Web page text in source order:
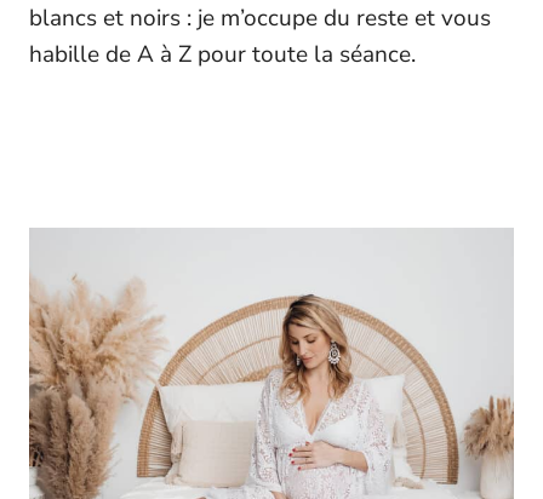
blancs et noirs : je m’occupe du reste et vous
habille de A à Z pour toute la séance.